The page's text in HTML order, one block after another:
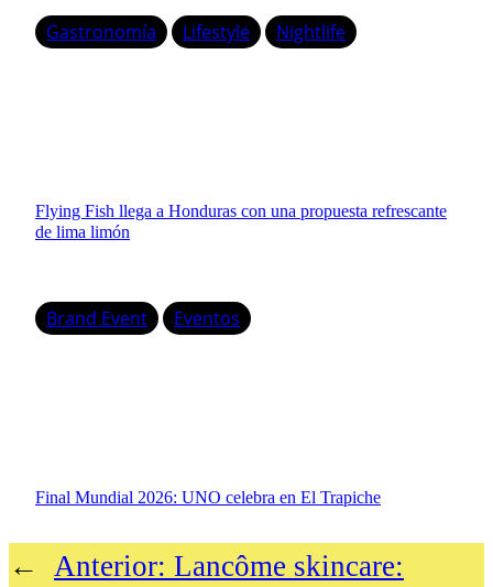
Gastronomía Lifestyle Nightlife
Flying Fish llega a Honduras con una propuesta refrescante
de lima limón
Brand Event Eventos
Final Mundial 2026: UNO celebra en El Trapiche
← Anterior: Lancôme skincare: